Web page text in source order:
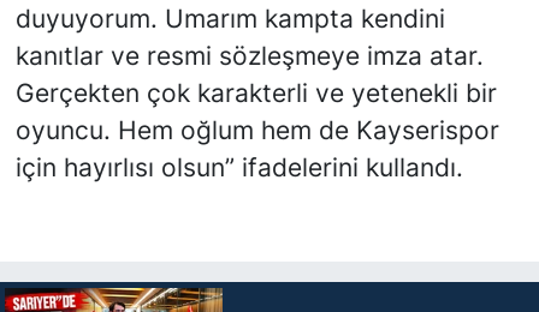
duyuyorum. Umarım kampta kendini
kanıtlar ve resmi sözleşmeye imza atar.
Gerçekten çok karakterli ve yetenekli bir
oyuncu. Hem oğlum hem de Kayserispor
için hayırlısı olsun” ifadelerini kullandı.